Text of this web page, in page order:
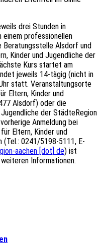
drei Stunden in
einem professionellen
Beratungsstelle Alsdorf und
Kinder und Jugendliche der
Kurs startet am
jeweils 14-tägig (nicht in
statt. Veranstaltungsorte
Eltern, Kinder und
Alsdorf) oder die
der StädteRegion
Anmeldung bei
Eltern, Kinder und
(Tel.: 0241/5198-5111, E-
aachen [dot] de) ist
Informationen.